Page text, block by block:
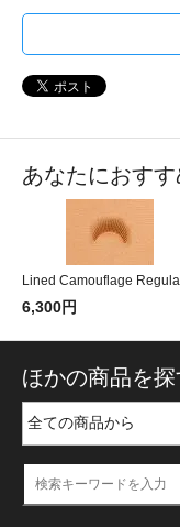
あなたにおす
Lined Camouflage
6,300円
ほかの商品を探